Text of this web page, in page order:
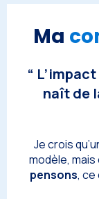
Ma
“
naît de
Je crois
modèle, mais
pensons, ce